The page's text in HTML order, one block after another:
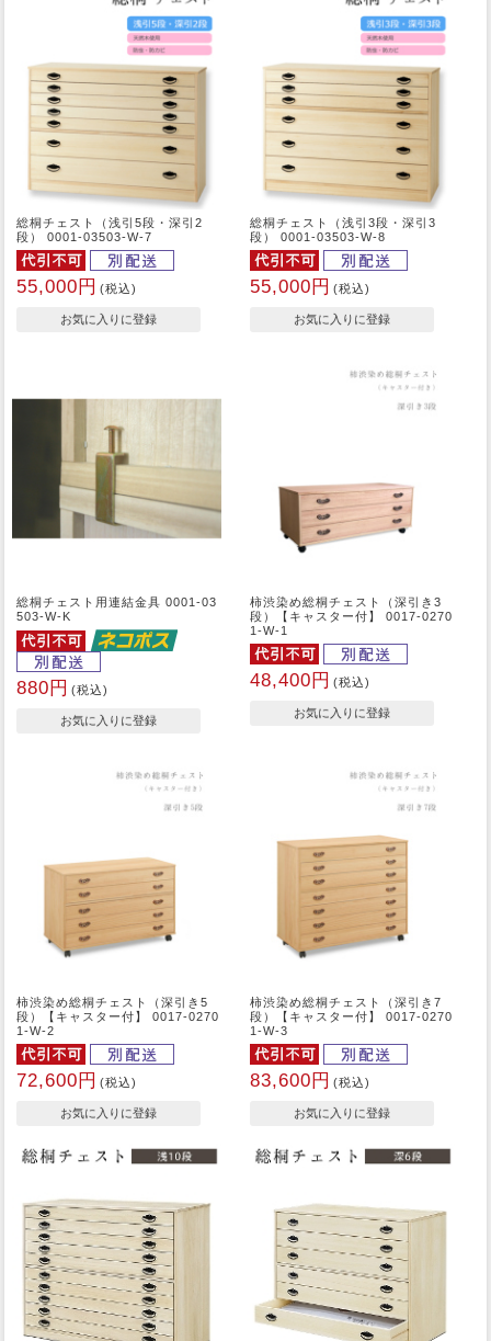
総桐チェスト（浅引5段・深引2
段） 0001-03503-W-7
55,000円 (税込)
総桐チェスト（浅引3段・深引3
段） 0001-03503-W-8
55,000円 (税込)
総桐チェスト用連結金具 0001-03
503-W-K
880円 (税込)
柿渋染め総桐チェスト（深引き3
段）【キャスター付】 0017-0270
1-W-1
48,400円 (税込)
柿渋染め総桐チェスト（深引き5
段）【キャスター付】 0017-0270
1-W-2
72,600円 (税込)
柿渋染め総桐チェスト（深引き7
段）【キャスター付】 0017-0270
1-W-3
83,600円 (税込)